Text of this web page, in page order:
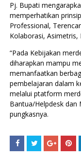
Pj. Bupati
memperhatikan
Professional,
Kolaborasi, Asimetris,
“Pada Kebijakan
diharapkan mampu
memanfaatkan
pembelajaran dalam
melalui ptatform
Bantua/Helpdesk dan
pungkasnya.